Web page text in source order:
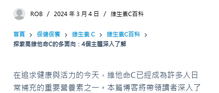
ROB 2024 年 3 月 4 日 維生素C百科
首頁 保健保養 維生素 C
維生素C百科
探索高維他命C的多面向：4個主題深入了解
在追求健康與活力的今天，維他命C已經成為許多人日
常補充的重要營養素之一。本篇博客將帶領讀者深入了